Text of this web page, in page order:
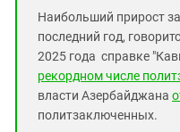
Наибольший прирост
последний год,
2025 года справке
рекордном числе
власти Азербайджана
политзаключенных.